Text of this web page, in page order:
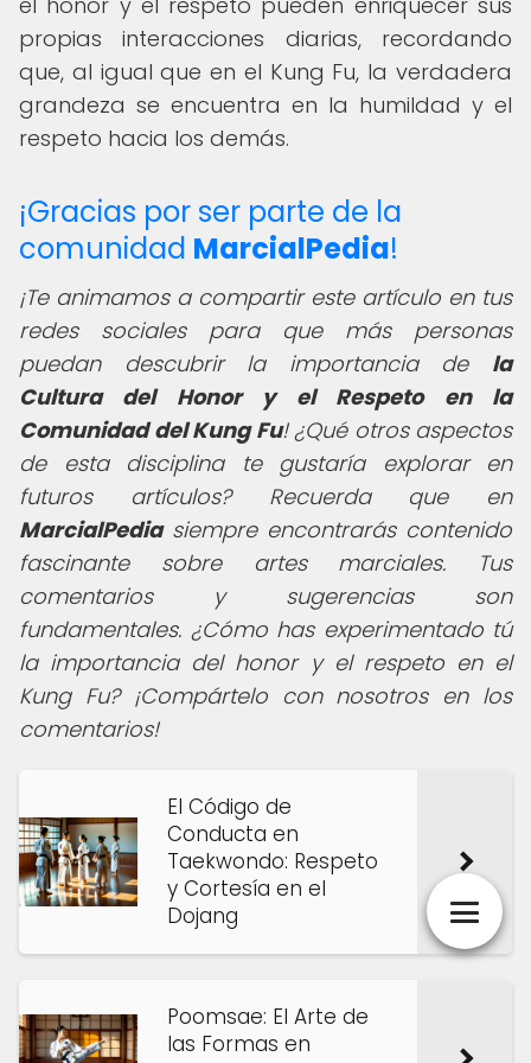
propias interacciones diarias, recordando
que, al igual que en el Kung Fu, la verdadera
grandeza se encuentra en la humildad y el
respeto hacia los demás.
¡Gracias por ser parte de la
comunidad MarcialPedia!
¡Te animamos a compartir este artículo en tus
redes sociales para que más personas
puedan descubrir la importancia de la
Cultura del Honor y el Respeto en la
Comunidad del Kung Fu! ¿Qué otros aspectos
de esta disciplina te gustaría explorar en
futuros artículos? Recuerda que en
MarcialPediasiempre encontrarás contenido
fascinante sobre artes marciales. Tus
comentarios y sugerencias son
fundamentales. ¿Cómo has experimentado tú
la importancia del honor y el respeto en el
Kung Fu? ¡Compártelo con nosotros en los
comentarios!
El Código de
Conducta en
Taekwondo: Respeto
y Cortesía en el
Dojang
Poomsae: El Arte de
las Formas en